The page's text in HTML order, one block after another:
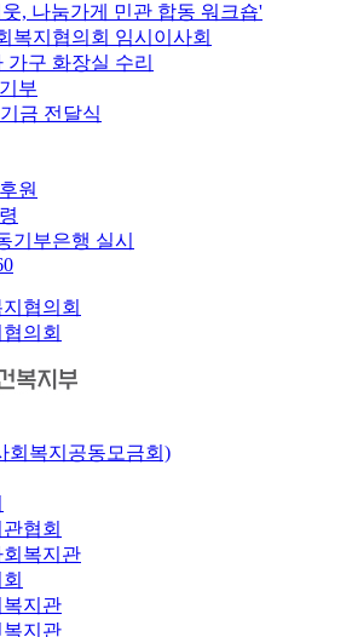
, 나눔가게 민관 합동 워크숍'
복지협의회 임시이사회
구 화장실 수리
부
금 전달식
원
기부은행 실시